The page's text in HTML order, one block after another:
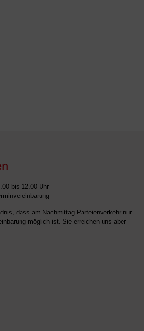
bis 12.00 Uhr
dass am Nachmittag Parteienverkehr nur
möglich ist. Sie erreichen uns aber